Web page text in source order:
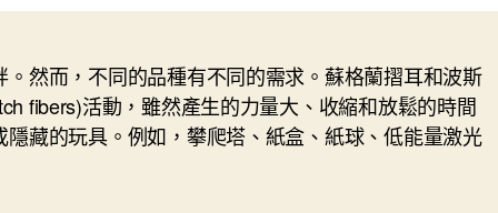
然而，不同的品種有不同的需求。蘇格蘭摺耳和波斯
fibers)活動，雖然產生的力量大、收縮和放鬆的時間
藏的玩具。例如，攀爬塔、紙盒、紙球、低能量激光